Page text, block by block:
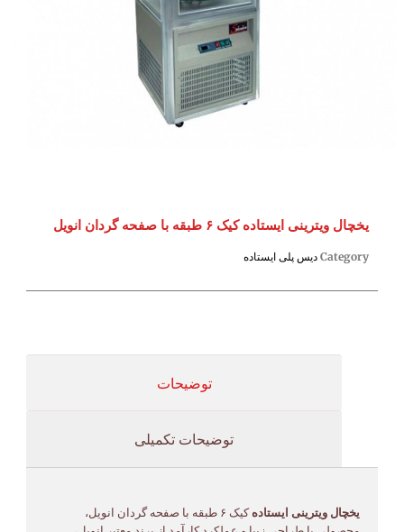
یخچال ویترینی ایستاده کیک ۶ طبقه با صفحه گردان انویل
Category دیس پلی ایستاده
توضیحات
توضیحات تکمیلی
یخچال ویترینی ایستاده
کیک ۶ طبقه با صفحه گردان انویل،